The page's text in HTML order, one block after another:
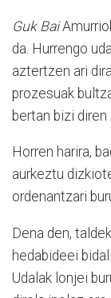
Guk Bai
da. Hurrengo
aztertzen ari
prozesuak
bertan bizi diren
Horren harira,
aurkeztu
ordenantzari
Dena den,
hedabideei
Udalak lonjei